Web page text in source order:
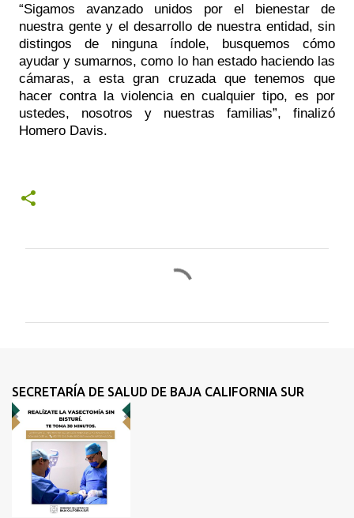
“Sigamos avanzado unidos por el bienestar de
nuestra gente y el desarrollo de nuestra entidad, sin
distingos de ninguna índole, busquemos cómo
ayudar y sumarnos, como lo han estado haciendo las
cámaras, a esta gran cruzada que tenemos que
hacer contra la violencia en cualquier tipo, es por
ustedes, nosotros y nuestras familias”, finalizó
Homero Davis.
t
r
o
SECRETARÍA DE SALUD DE BAJA CALIFORNIA SUR